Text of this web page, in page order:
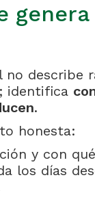
describe
identifica
.
honesta:
y con
los días